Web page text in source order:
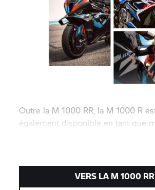
Outre la M 1000 RR, la M 1000 R
également disponible en tant que
VERS LAM 1000 RR